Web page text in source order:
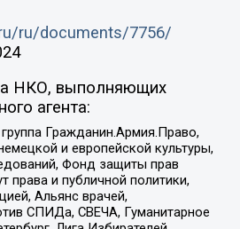
ru/documents/7756/
НКО, выполняющих
агента:
Гражданин.Армия.Право,
и европейской культуры,
Фонд защиты прав
права и публичной политики,
Альянс врачей,
СПИДа, СВЕЧА, Гуманитарное